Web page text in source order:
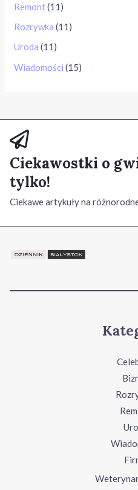
Remont (11)
Rozrywka (11)
Uroda (11)
Wiadomości (15)
Ciekawostki o
tylko!
Ciekawe artykuły na